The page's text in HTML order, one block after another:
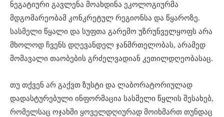
ნეგატიური გავლენა მოახდინა ეკოლოგიურმა
მდგომარეობამ კონკრეტულ რეგიონსა და წყაროზე.
სასმელი წყალი და სუფთა გარემო უზრუნველყოფს არა
მხოლოდ ჩვენს დღევანდელ ჯანმრთელობას, არამედ
მომავალი თაობების გრძელვადიან კეთილდღეობასაც.
თუ თქვენ არ გაქვთ ზუსტი და ლაბორატორიულად
დადასტურებული ინფორმაცია სასმელი წყლის შესახებ,
რომელსაც ოჯახში ყოველდღიურად მოიხმართ თუნდაც